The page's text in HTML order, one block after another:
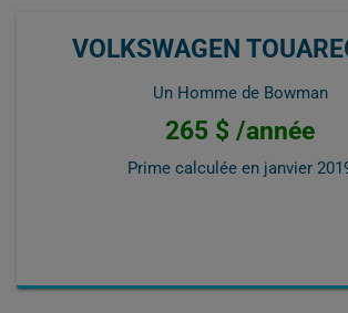
VOLKSWAGEN
Un Homme de Bowman
265 $ /année
Prime calculée en janvier